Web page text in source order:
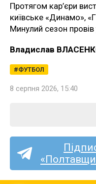
Протягом кар’єри
київське «Динамо»,
Минулий сезон провів
Владислав
ФУТБОЛ
8 серпня 2026, 15:40